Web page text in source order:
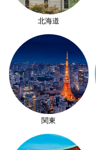
北海道
関東